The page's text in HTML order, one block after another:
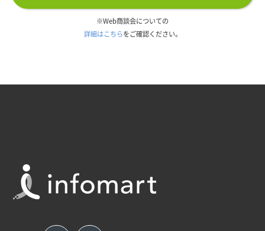
※Web商談会についての
詳細はこちらをご確認ください。